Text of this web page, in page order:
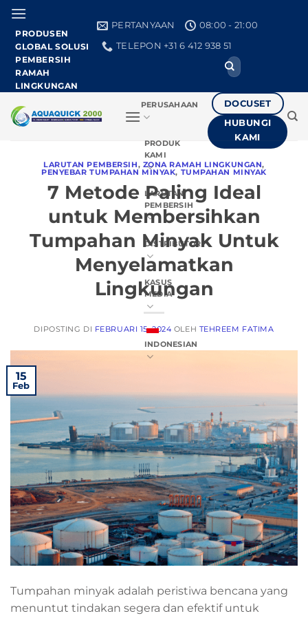
Loncat
konten
PRODUSEN
GLOBAL SOLUSI
PEMBERSIH
RAMAH
LINGKUNGAN
PERTANYAAN
08:00 - 21:00
TELEPON +31 6 412 938 51
Cari:
PERUSAHAAN
PRODUK
KAMI
LARUTAN
PEMBERSIH
DISTRIBUTOR
KASUS
MEDIA
INDONESIAN
DOCUSET
HUBUNGI
KAMI
LARUTAN PEMBERSIH, ZONA RAMAH LINGKUNGAN,
PENYEBAR TUMPAHAN MINYAK, TUMPAHAN MINYAK
7 Metode Paling Ideal
untuk Membersihkan
Tumpahan Minyak Untuk
Menyelamatkan
Lingkungan
DIPOSTING DI FEBRUARI 15, 2024 OLEH TEHREEM FATIMA
15
Feb
Tumpahan minyak adalah peristiwa bencana yang
menuntut tindakan segera dan efektif untuk